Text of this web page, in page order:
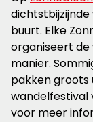
dichtstbijzijnde
buurt. Elke
organiseert de
manier.
pakken groots
wandelfestival
voor meer